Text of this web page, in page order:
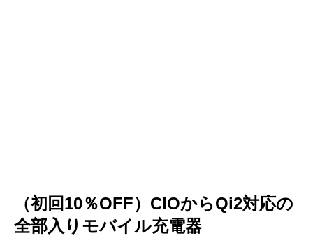
（初回10％OFF）CIOからQi2対応の
全部入りモバイル充電器